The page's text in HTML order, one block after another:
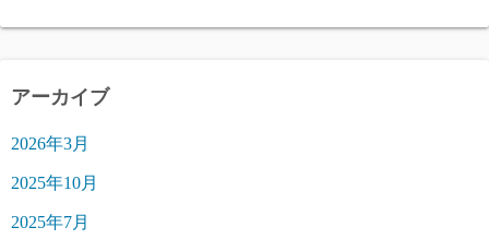
アーカイブ
2026年3月
2025年10月
2025年7月